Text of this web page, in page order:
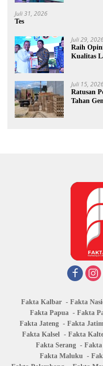
Juli 31, 2026
Tes
Juli 29,
Raih
Kualitas
Juli 15,
Ratusan
Tahan
Fakta Kalbar Fakta
Fakta Papua
Fakta
Fakta Jateng
Fakta Jatim
Fakta Kalsel
Fakta
Fakta Serang
Fakta Maluku